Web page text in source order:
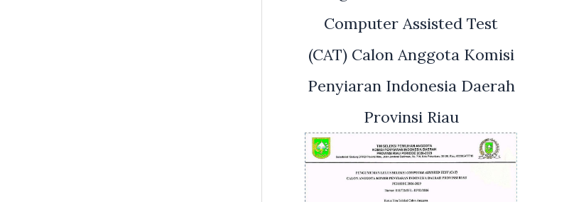
Computer Assisted Test
(CAT) Calon Anggota Komisi
Penyiaran Indonesia Daerah
Provinsi Riau